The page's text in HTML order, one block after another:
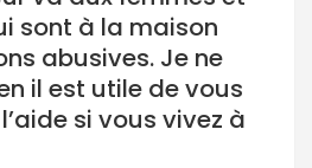
sont à la maison
abusives. Je ne
il est utile de vous
si vous vivez à